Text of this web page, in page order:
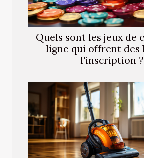
Quels sont les jeux de
ligne qui offrent des
l'inscription ?